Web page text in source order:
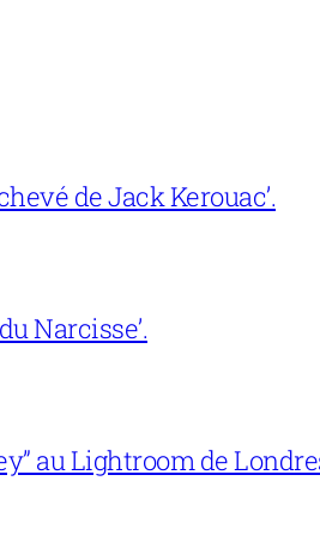
de Jack Kerouac’.
Narcisse’.
au Lightroom de